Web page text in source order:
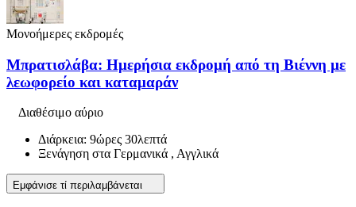
Μονοήμερες εκδρομές
Μπρατισλάβα: Ημερήσια εκδρομή από τη Βιέννη με
λεωφορείο και καταμαράν
Διαθέσιμο αύριο
Διάρκεια: 9ώρες 30λεπτά
Ξενάγηση στα Γερμανικά , Αγγλικά
Εμφάνισε τί περιλαμβάνεται